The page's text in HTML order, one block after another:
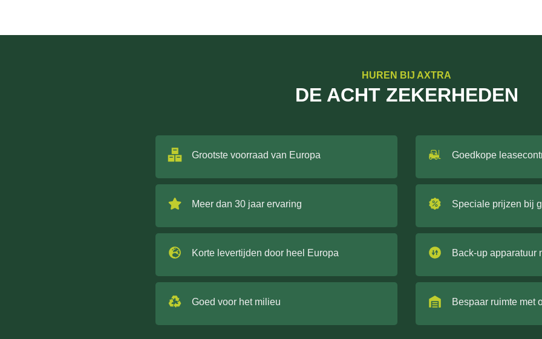
HUREN BIJ AXTRA
DE ACHT ZEKERHEDEN
Grootste voorraad van Europa
Meer dan 30 jaar ervaring
Korte levertijden door heel Europa
Goed voor het milieu
Goedkope
Speciale prijzen bij
Back-up apparatuur
Bespaar ruimte met